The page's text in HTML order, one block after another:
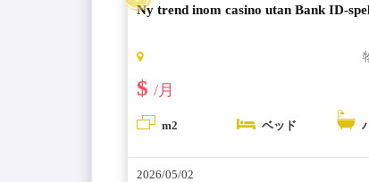
Ny trend inom casino utan Bank ID-
$ /月
m2 ベッド
2026/05/02